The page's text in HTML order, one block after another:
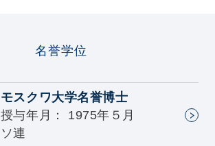
名誉学位
モスクワ大学名誉博士
授与年月： 1975年５月
ソ連